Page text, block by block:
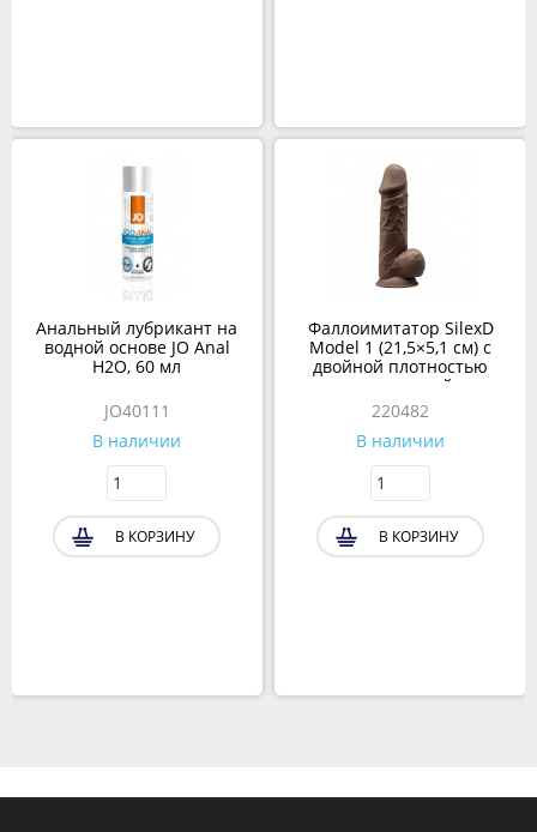
Анальный лубрикант на
водной основе JO Anal
H2O, 60 мл
JO40111
В наличии
В КОРЗИНУ
Фаллоимитатор SilexD
Model 1 (21,5×5,1 см) с
двойной плотностью
коричневый
220482
В наличии
В КОРЗИНУ